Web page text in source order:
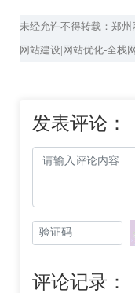
未经允许不得转载：郑
网站建设|网站优化-全栈
发表评论：
评论记录：